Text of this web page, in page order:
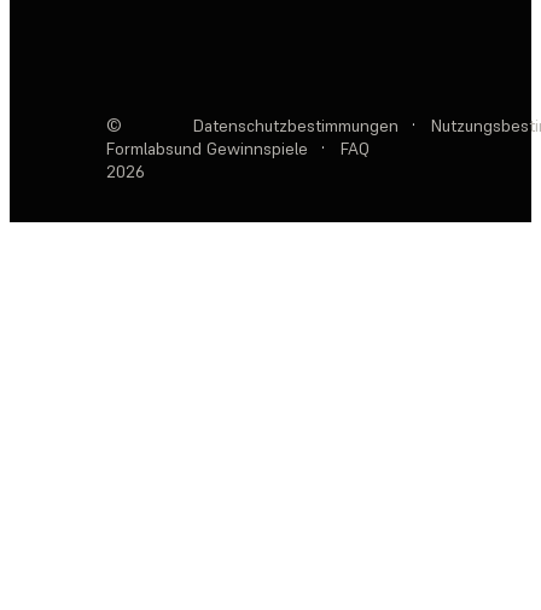
©
Formlabs
2026
Datenschutzbestimmungen ·
und Gewinnspiele
· FAQ